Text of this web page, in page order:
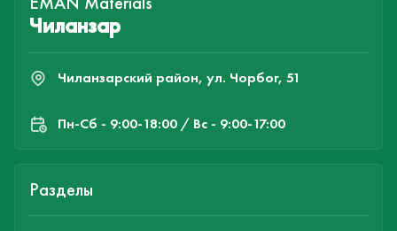
Чиланзар
Чиланзарский район, ул. Чорбог, 51
Пн-Cб - 9:00-18:00 / Вс - 9:00-17:00
Разделы